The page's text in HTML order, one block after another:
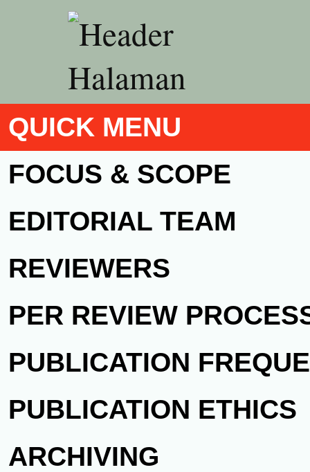
QUICK MENU
FOCUS & SCOPE
EDITORIAL TEAM
REVIEWERS
PER REVIEW
PUBLICATION
PUBLICATION ETHICS
ARCHIVING